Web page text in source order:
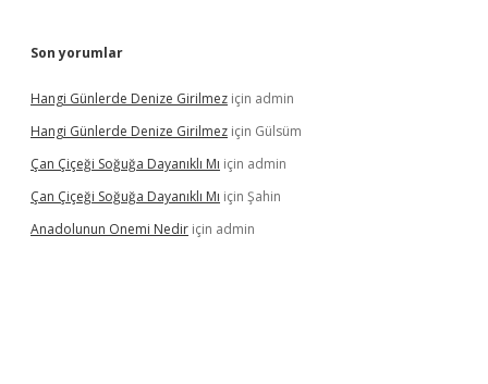
Son yorumlar
Hangi Günlerde Denize Girilmez için admin
Hangi Günlerde Denize Girilmez için Gülsüm
Çan Çiçeği Soğuğa Dayanıklı Mı için admin
Çan Çiçeği Soğuğa Dayanıklı Mı için Şahin
Anadolunun Onemi Nedir için admin